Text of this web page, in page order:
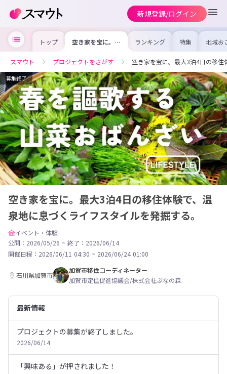
新規登録/ログイン
トップ 空き家を宝に。最
大3泊4日の移住
息づくライフスタ
イルを発掘する。
ランキング 特集 地域お
の求
を集め
事内容
を比較
合った
けよう
スマウト プロジェクトをさがす 空き家を宝に。最大3泊4日の移
募集終了
空き家を宝に。最大3泊4日の移住体験で、温
泉地に息づくライフスタイルを発掘する。
イベント・体験
公開：2026/05/26 ~ 終了：2026/06/14
開催日程： 2026/06/11 04:30 ~ 2026/06/24 01:00
石川県加賀市
加賀市移住コーディネーター
加賀市定住促進協議会/株式会社ぶなの森
最新情報
プロジェクトの募集が終了しました。
2026/06/14
「興味ある」が押されました！